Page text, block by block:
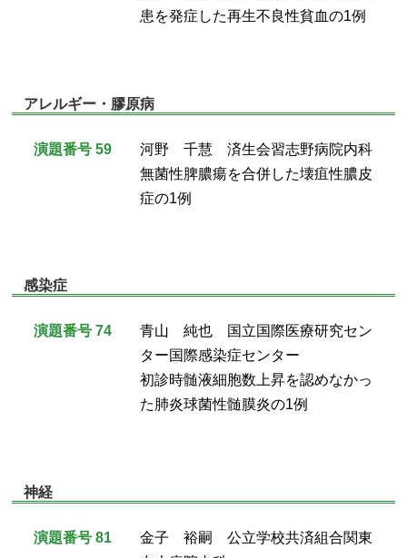
患を発症した再生不良性貧血の1例
アレルギー・膠原病
演題番号 59
河野 千慧 済生会習志野病院内科
無菌性脾膿瘍を合併した壊疽性膿皮
症の1例
感染症
演題番号 74
青山 純也 国立国際医療研究セン
ター国際感染症センター
初診時髄液細胞数上昇を認めなかっ
た肺炎球菌性髄膜炎の1例
神経
演題番号 81
金子 裕嗣 公立学校共済組合関東